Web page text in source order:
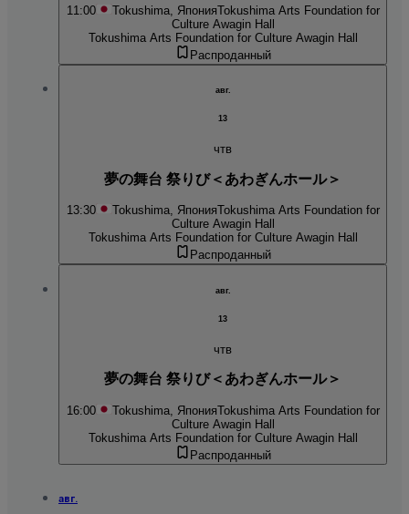
11:00 Tokushima, ЯпонияTokushima Arts Foundation for
Culture Awagin Hall
Tokushima Arts Foundation for Culture Awagin Hall
Распроданный
авг.
13
чтв
夢の舞台 祭りび＜あわぎんホール＞
13:30 Tokushima, ЯпонияTokushima Arts Foundation for
Culture Awagin Hall
Tokushima Arts Foundation for Culture Awagin Hall
Распроданный
авг.
13
чтв
夢の舞台 祭りび＜あわぎんホール＞
16:00 Tokushima, ЯпонияTokushima Arts Foundation for
Culture Awagin Hall
Tokushima Arts Foundation for Culture Awagin Hall
Распроданный
авг.